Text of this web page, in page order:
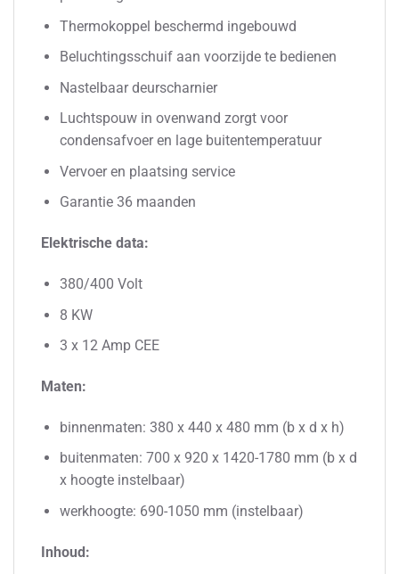
Thermokoppel beschermd ingebouwd
Beluchtingsschuif aan voorzijde te bedienen
Nastelbaar deurscharnier
Luchtspouw in ovenwand zorgt voor
condensafvoer en lage buitentemperatuur
Vervoer en plaatsing service
Garantie 36 maanden
Elektrische data:
380/400 Volt
8 KW
3 x 12 Amp CEE
Maten:
binnenmaten: 380 x 440 x 480 mm (b x d x h)
buitenmaten: 700 x 920 x 1420-1780 mm (b x d
x hoogte instelbaar)
werkhoogte: 690-1050 mm (instelbaar)
Inhoud: